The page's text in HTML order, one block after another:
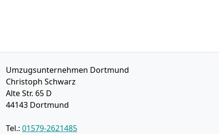
Umzugsunternehmen Dortmund
Christoph Schwarz
Alte Str. 65 D
44143 Dortmund
Tel.: 01579-2621485